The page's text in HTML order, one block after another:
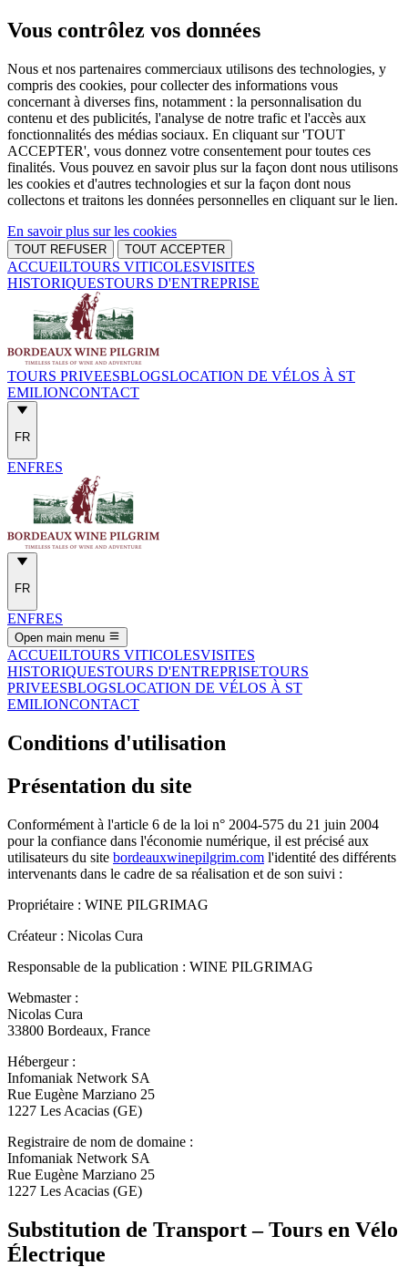
Vous contrôlez vos données
Nous et nos partenaires commerciaux utilisons des technologies, y
compris des cookies, pour collecter des informations vous
concernant à diverses fins, notamment : la personnalisation du
contenu et des publicités, l'analyse de notre trafic et l'accès aux
fonctionnalités des médias sociaux. En cliquant sur 'TOUT
ACCEPTER', vous donnez votre consentement pour toutes ces
finalités. Vous pouvez en savoir plus sur la façon dont nous utilisons
les cookies et d'autres technologies et sur la façon dont nous
collectons et traitons les données personnelles en cliquant sur le lien.
En savoir plus sur les cookies
TOUT REFUSER TOUT ACCEPTER
ACCUEILTOURS VITICOLESVISITES
HISTORIQUESTOURS D'ENTREPRISE
TOURS PRIVEESBLOGSLOCATION DE VÉLOS À ST
EMILIONCONTACT
FR
ENFRES
FR
ENFRES
Open main menu
ACCUEILTOURS VITICOLESVISITES
HISTORIQUESTOURS D'ENTREPRISETOURS
PRIVEESBLOGSLOCATION DE VÉLOS À ST
EMILIONCONTACT
Conditions d'utilisation
Présentation du site
Conformément à l'article 6 de la loi n° 2004-575 du 21 juin 2004
pour la confiance dans l'économie numérique, il est précisé aux
utilisateurs du site bordeauxwinepilgrim.com l'identité des différents
intervenants dans le cadre de sa réalisation et de son suivi :
Propriétaire : WINE PILGRIMAG
Créateur : Nicolas Cura
Responsable de la publication : WINE PILGRIMAG
Webmaster :
Nicolas Cura
33800 Bordeaux, France
Hébergeur :
Infomaniak Network SA
Rue Eugène Marziano 25
1227 Les Acacias (GE)
Registraire de nom de domaine :
Infomaniak Network SA
Rue Eugène Marziano 25
1227 Les Acacias (GE)
Substitution de Transport – Tours en Vélo
Électrique